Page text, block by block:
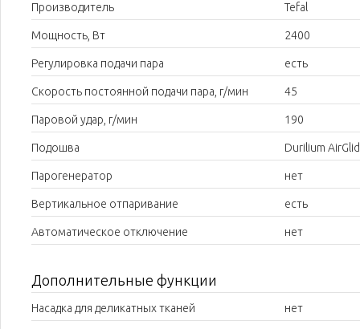
Производитель Tefal
Мощность, Вт 2400
Регулировка подачи пара есть
Скорость постоянной подачи пара, г/мин 45
Паровой удар, г/мин 190
Подошва Durilium
Парогенератор нет
Вертикальное отпаривание есть
Автоматическое отключение нет
Дополнительные функции
Насадка для деликатных тканей нет